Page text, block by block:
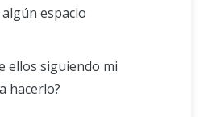
espacio
ellos siguiendo mi
hacerlo?